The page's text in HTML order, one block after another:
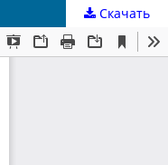
Скачать